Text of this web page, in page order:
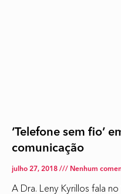
‘Telefone sem fio’
comunicação
julho 27, 2018 Nenhum
A Dra. Leny Kyrillos fala